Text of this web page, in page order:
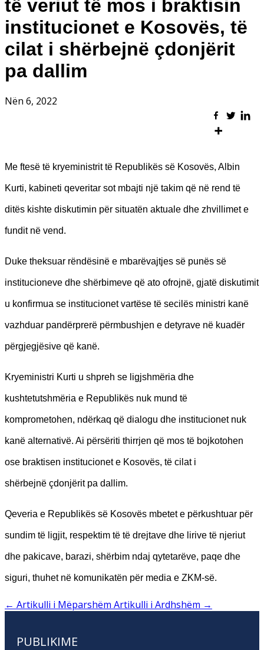
të veriut të mos i braktisin
institucionet e Kosovës, të
cilat i shërbejnë çdonjërit
pa dallim
Nën 6, 2022
Me ftesë të kryeministrit të Republikës së Kosovës, Albin
Kurti, kabineti qeveritar sot mbajti një takim që në rend të
ditës kishte diskutimin për situatën aktuale dhe zhvillimet e
fundit në vend.
Duke theksuar rëndësinë e mbarëvajtjes së punës së
institucioneve dhe shërbimeve që ato ofrojnë, gjatë diskutimit
u konfirmua se institucionet vartëse të secilës ministri kanë
vazhduar pandërprerë përmbushjen e detyrave në kuadër
përgjegjësive që kanë.
Kryeministri Kurti u shpreh se ligjshmëria dhe
kushtetutshmëria e Republikës nuk mund të
komprometohen, ndërkaq që dialogu dhe institucionet nuk
kanë alternativë. Ai përsëriti thirrjen që mos të bojkotohen
ose braktisen institucionet e Kosovës, të cilat i
shërbejnë çdonjërit pa dallim.
Qeveria e Republikës së Kosovës mbetet e përkushtuar për
sundim të ligjit, respektim të të drejtave dhe lirive të njeriut
dhe pakicave, barazi, shërbim ndaj qytetarëve, paqe dhe
siguri, thuhet në komunikatën për media e ZKM-së.
← Artikulli i Mëparshëm Artikulli i Ardhshëm →
PUBLIKIME